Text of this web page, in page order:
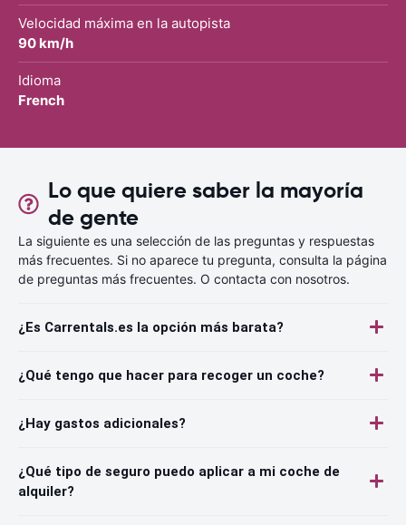
Velocidad máxima en la autopista
90 km/h
Idioma
French
Lo que quiere saber la mayoría
de gente
La siguiente es una selección de las preguntas y respuestas
más frecuentes. Si no aparece tu pregunta, consulta la página
de preguntas más frecuentes. O contacta con nosotros.
¿Es Carrentals.es la opción más barata?
¿Qué tengo que hacer para recoger un coche?
¿Hay gastos adicionales?
¿Qué tipo de seguro puedo aplicar a mi coche de
alquiler?